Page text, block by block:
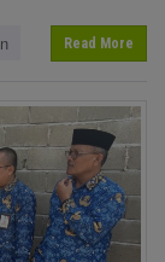
Read More